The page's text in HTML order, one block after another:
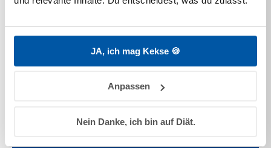
JA, ich mag Kekse 🍪
Anpassen
Nein Danke, ich bin auf Diät.
Ob zur Geburt, zum Geburtstag, zu Weihnachten oder
einfach mal so – unsere digitalenPAEDIPROTECT
sind das perfekte Geschenk für jeden
Anlass.
Erhältlich im Wert von 10€, 20€, 50€, 75€ und 100€.